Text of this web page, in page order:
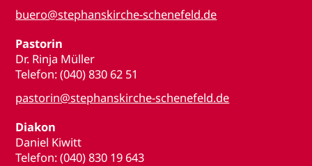
buero@stephanskirche-schenefeld.de
Pastorin
Dr. Rinja Müller
Telefon: (040) 830 62 51
pastorin@stephanskirche-schenefeld.de
Diakon
Daniel Kiwitt
Telefon: (040) 830 19 643